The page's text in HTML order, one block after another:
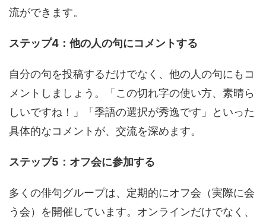
流ができます。
ステップ4：他の人の句にコメントする
自分の句を投稿するだけでなく、他の人の句にもコ
メントしましょう。「この切れ字の使い方、素晴ら
しいですね！」「季語の選択が秀逸です」といった
具体的なコメントが、交流を深めます。
ステップ5：オフ会に参加する
多くの俳句グループは、定期的にオフ会（実際に会
う会）を開催しています。オンラインだけでなく、